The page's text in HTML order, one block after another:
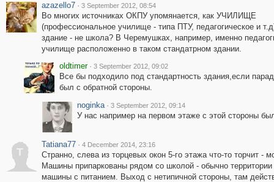
azazello7 · 3 September 2012, 08:54
Во многих источниках ОКПУ упомянается, как УЧИЛИЩЕ
(профессиональное училище - типа ПТУ, педагогическое и
здание - не школа? В Черемушках, например, именно
училище расположенно в таком стандатрном здании.
oldtimer · 3 September 2012, 09:02
Все бы подходило под стандартность здания,если
был с обратной стороны.
noginka · 3 September 2012, 09:14
У нас например на первом этаже с этой стороны
T
Tatiana77 · 4 December 2014, 23:16
Странно, слева из торцевых окон 5-го этажа что-то торчит -
Машины припаркованы рядом со школой - обычно
машины с питанием. Выход с нетипичной стороны, там